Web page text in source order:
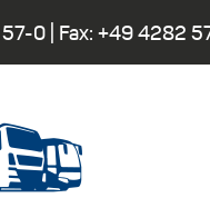
0 | Fax: +49 4282